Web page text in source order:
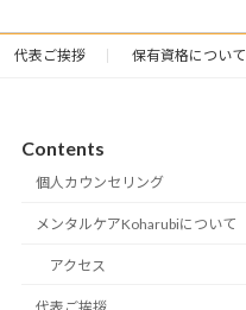
代表ご挨拶 保有資格について
Contents
個人カウンセリング
メンタルケアKoharubiについて
アクセス